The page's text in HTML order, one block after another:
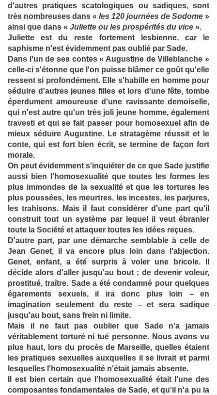
d'autres pratiques scatologiques ou sadiques, sont
très nombreuses dans « les 120 journées de Sodome »
ainsi que dans « Juliette ou les prospérités du vice ».
Juliette est du reste fortement lesbienne, car le
saphisme n'est évidemment pas oublié par Sade.
Dans l'un de ses contes « Augustine de Villeblanche »
celle-ci s'étonne que l'on puisse blâmer ce goût qu'elle
ressent si profondément. Elle s'habille en homme pour
séduire d'autres jeunes filles et lors d'une fête, tombe
éperdument amoureuse d'une ravissante demoiselle,
qui n'est autre qu'un très joli jeune homme, également
travesti et qui se fait passer pour homosexuel afin de
mieux séduire Augustine. Le stratagème réussit et le
conte, qui est fort bien écrit, se termine de façon fort
morale.
On peut évidemment s'inquiéter de ce que Sade justifie
aussi bien l'homosexualité que toutes les formes les
plus immondes de la sexualité et que les tortures les
plus poussées, les meurtres, les incestes, les parjures,
les trahisons. Mais il faut considérer d'une part qu'il
construit tout un système par lequel il veut ébranler
toute la Société et attaquer toutes les idées reçues.
D'autre part, par une démarche semblable à celle de
Jean Genet, il va encore plus loin dans l'abjection.
Genet, enfant, a été surpris à voler une bricole. Il
décide alors d'aller jusqu'au bout ; de devenir voleur,
prostitué, traître. Sade a été condamné pour quelques
égarements sexuels, il ira donc plus loin – en
imagination seulement du reste – et sera sadique
jusqu'au bout, sans frein ni limite.
Mais il ne faut pas oublier que Sade n'a jamais
véritablement torturé ni tué personne. Nous avons vu
plus haut, lors du procès de Marseille, quelles étaient
les pratiques sexuelles auxquelles il se livrait et parmi
lesquelles l'homosexualité n'était jamais absente.
Il est bien certain que l'homosexualité était l'une des
composantes fondamentales de Sade, et qu'il n'a pu la